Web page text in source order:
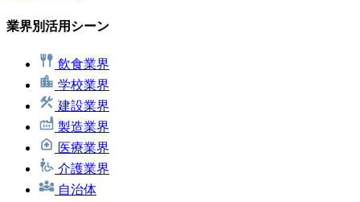
業界別活用シーン
飲食業界
学校業界
建設業界
製造業界
医療業界
介護業界
自治体